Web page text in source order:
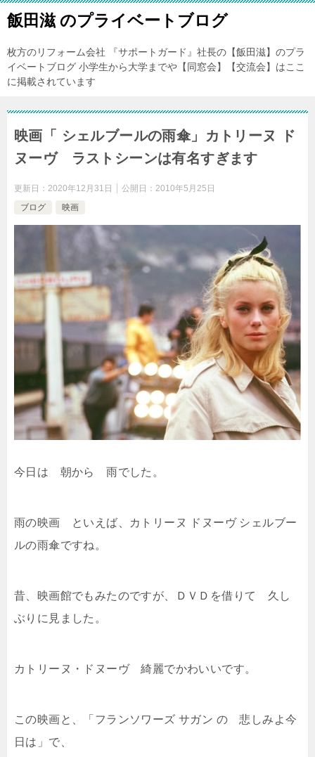
飯田滋 のプライベートブログ
枚方のリフォーム会社 『サポートガード』社長の【飯田滋】のプラ
イベートブログ 小学生から大学までや【同窓会】【交流会】はここ
に掲載されています
映画「 シェルブールの雨傘」カトリーヌ ド
ヌーヴ ラストシーンは有名すぎます
更新日： 2020年12月31日 公開日： 2010年5月25日
ブログ
映画
今日は 朝から 雨でした。
雨の映画 といえば、カトリーヌ ドヌーヴ シェルブー
ルの雨傘ですね。
昔、映画館でもみたのですが、ＤＶＤを借りて 久し
ぶりに見ました。
カトリーヌ・ドヌーヴ 綺麗でかわいいです。
この映画と、「フランソワーズ サガン の 悲しみよ今
日は」で、